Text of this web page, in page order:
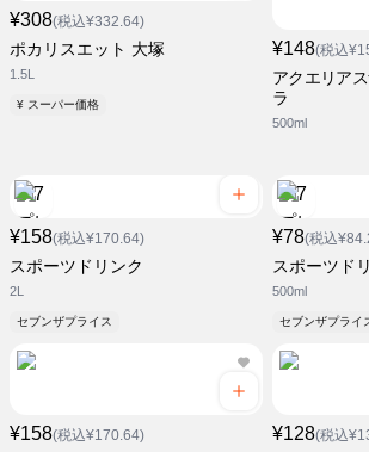
¥308(税込¥332.64)
ポカリスエット 大塚
1.5L
¥ スーパー価格
¥148(税込
アクエリア
ラ
500ml
¥158(税込¥170.64)
スポーツドリンク
2L
セブンザプライス
¥78(税込
スポーツド
500ml
セブンザプライ
¥158(税込¥170.64) ¥128(税込